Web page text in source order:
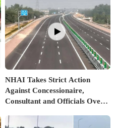
NHAI Takes Strict Action
Against Concessionaire,
Consultant and Officials Over
Issues